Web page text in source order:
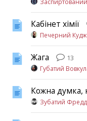
Кабінет хімії
Печерний
Жага
13
Губатий
Кожна думка,
Зубатий